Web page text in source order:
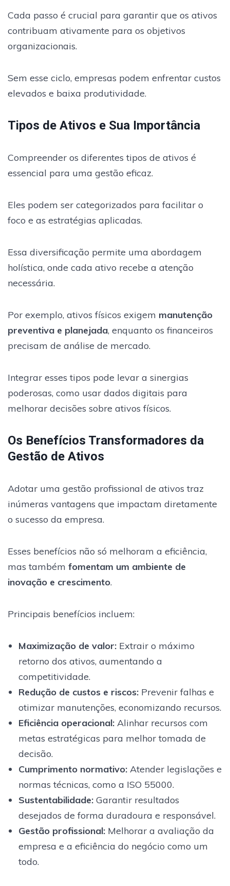
Cada passo é crucial para garantir que os ativos
contribuam ativamente para os objetivos
organizacionais.
Sem esse ciclo, empresas podem enfrentar custos
elevados e baixa produtividade.
Tipos de Ativos e Sua Importância
Compreender os diferentes tipos de ativos é
essencial para uma gestão eficaz.
Eles podem ser categorizados para facilitar o
foco e as estratégias aplicadas.
Essa diversificação permite uma abordagem
holística, onde cada ativo recebe a atenção
necessária.
Por exemplo, ativos físicos exigem manutenção
preventiva e planejada, enquanto os financeiros
precisam de análise de mercado.
Integrar esses tipos pode levar a sinergias
poderosas, como usar dados digitais para
melhorar decisões sobre ativos físicos.
Os Benefícios Transformadores da
Gestão de Ativos
Adotar uma gestão profissional de ativos traz
inúmeras vantagens que impactam diretamente
o sucesso da empresa.
Esses benefícios não só melhoram a eficiência,
mas também fomentam um ambiente de
inovação e crescimento.
Principais benefícios incluem:
Maximização de valor:Extrair o máximo
retorno dos ativos, aumentando a
competitividade.
Redução de custos e riscos:Prevenir falhas e
otimizar manutenções, economizando recursos.
Eficiência operacional:Alinhar recursos com
metas estratégicas para melhor tomada de
decisão.
Cumprimento normativo:Atender legislações e
normas técnicas, como a ISO 55000.
Sustentabilidade:Garantir resultados
desejados de forma duradoura e responsável.
Gestão profissional:Melhorar a avaliação da
empresa e a eficiência do negócio como um
todo.